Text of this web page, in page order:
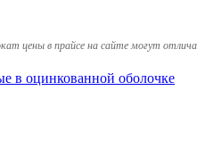
цены в прайсе на сайте могут
в оцинкованной оболочке